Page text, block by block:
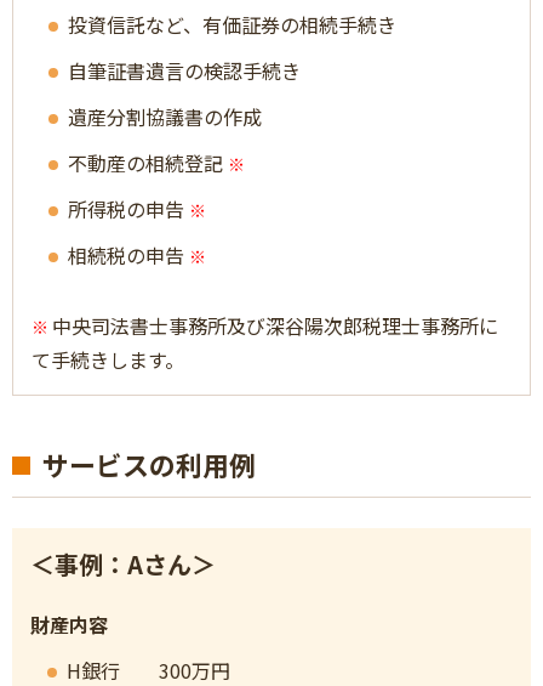
投資信託など、有価証券の相続手続き
自筆証書遺言の検認手続き
遺産分割協議書の作成
不動産の相続登記 ※
所得税の申告 ※
相続税の申告 ※
※ 中央司法書士事務所及び深谷陽次郎税理士事務所に
て手続きします。
サービスの利用例
＜事例：Aさん＞
財産内容
H銀行 300万円